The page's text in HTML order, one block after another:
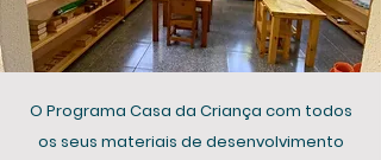
O Programa Casa da Criança com todos
os seus materiais de desenvolvimento